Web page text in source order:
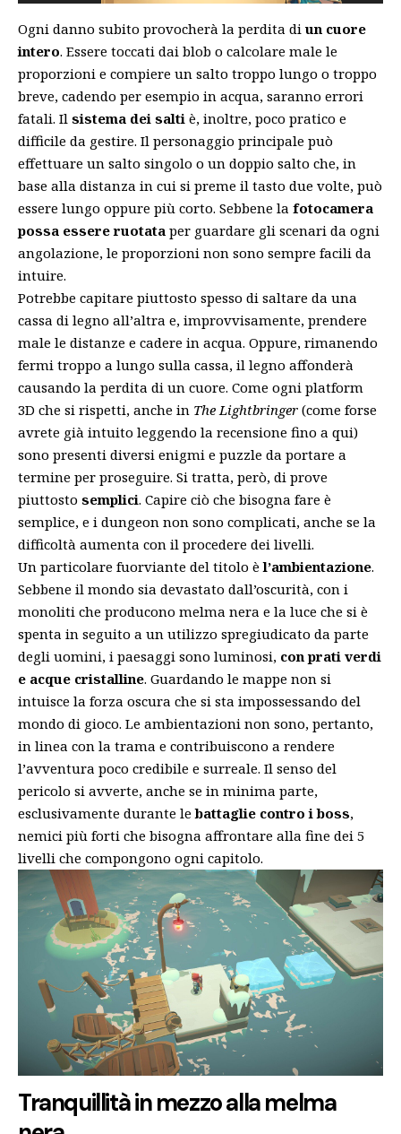
Ogni danno subito provocherà la perdita di un cuore
intero. Essere toccati dai blob o calcolare male le
proporzioni e compiere un salto troppo lungo o troppo
breve, cadendo per esempio in acqua, saranno errori
fatali. Il sistema dei salti è, inoltre, poco pratico e
difficile da gestire. Il personaggio principale può
effettuare un salto singolo o un doppio salto che, in
base alla distanza in cui si preme il tasto due volte, può
essere lungo oppure più corto. Sebbene la fotocamera
possa essere ruotata per guardare gli scenari da ogni
angolazione, le proporzioni non sono sempre facili da
intuire.
Potrebbe capitare piuttosto spesso di saltare da una
cassa di legno all’altra e, improvvisamente, prendere
male le distanze e cadere in acqua. Oppure, rimanendo
fermi troppo a lungo sulla cassa, il legno affonderà
causando la perdita di un cuore. Come ogni platform
3D che si rispetti, anche in The Lightbringer (come forse
avrete già intuito leggendo la recensione fino a qui)
sono presenti diversi enigmi e puzzle da portare a
termine per proseguire. Si tratta, però, di prove
piuttosto semplici. Capire ciò che bisogna fare è
semplice, e i dungeon non sono complicati, anche se la
difficoltà aumenta con il procedere dei livelli.
Un particolare fuorviante del titolo èl’ambientazione.
Sebbene il mondo sia devastato dall’oscurità, con i
monoliti che producono melma nera e la luce che si è
spenta in seguito a un utilizzo spregiudicato da parte
degli uomini, i paesaggi sono luminosi, con prati verdi
e acque cristalline. Guardando le mappe non si
intuisce la forza oscura che si sta impossessando del
mondo di gioco. Le ambientazioni non sono, pertanto,
in linea con la trama e contribuiscono a rendere
l’avventura poco credibile e surreale. Il senso del
pericolo si avverte, anche se in minima parte,
esclusivamente durante lebattaglie contro i boss,
nemici più forti che bisogna affrontare alla fine dei 5
livelli che compongono ogni capitolo.
Tranquillità in mezzo alla melma